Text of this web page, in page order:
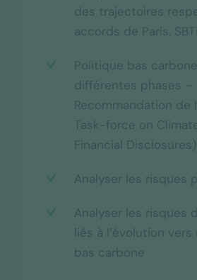
des trajectoires
accords de Paris. SBTi
Politique bas
différentes phases –
Recommandation de
Task-force on
Financial Disclosures)
Analyser les risques
Analyser les risques
liés à l’évolution
bas carbone